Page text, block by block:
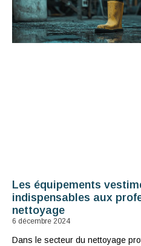
Les équipements
indispensables aux
nettoyage
6 décembre 2024
Dans le secteur du nettoyage